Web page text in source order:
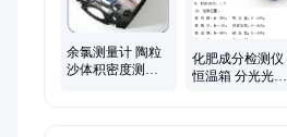
功率计、气溶胶光度计、度瞬时光照度
余氯测量计 陶粒
沙体积密度测定
化肥成分检测仪
恒温箱 分光光度